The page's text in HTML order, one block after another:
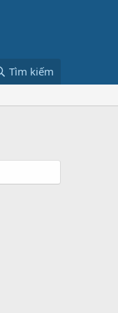
Tìm kiếm